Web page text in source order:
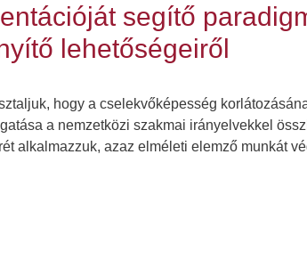
segítő
lehetőségeiről
hogy a cselekvőképesség
a nemzetközi szakmai irányelvekkel
alkalmazzuk, azaz elméleti elemző munkát